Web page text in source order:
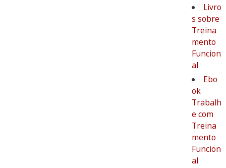
Livro
s sobre
Treina
mento
Funcion
al
Ebo
ok
Trabalh
e com
Treina
mento
Funcion
al